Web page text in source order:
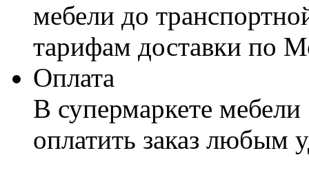
мебели до
тарифам доставки по
Оплата
В супермаркете
оплатить заказ любым